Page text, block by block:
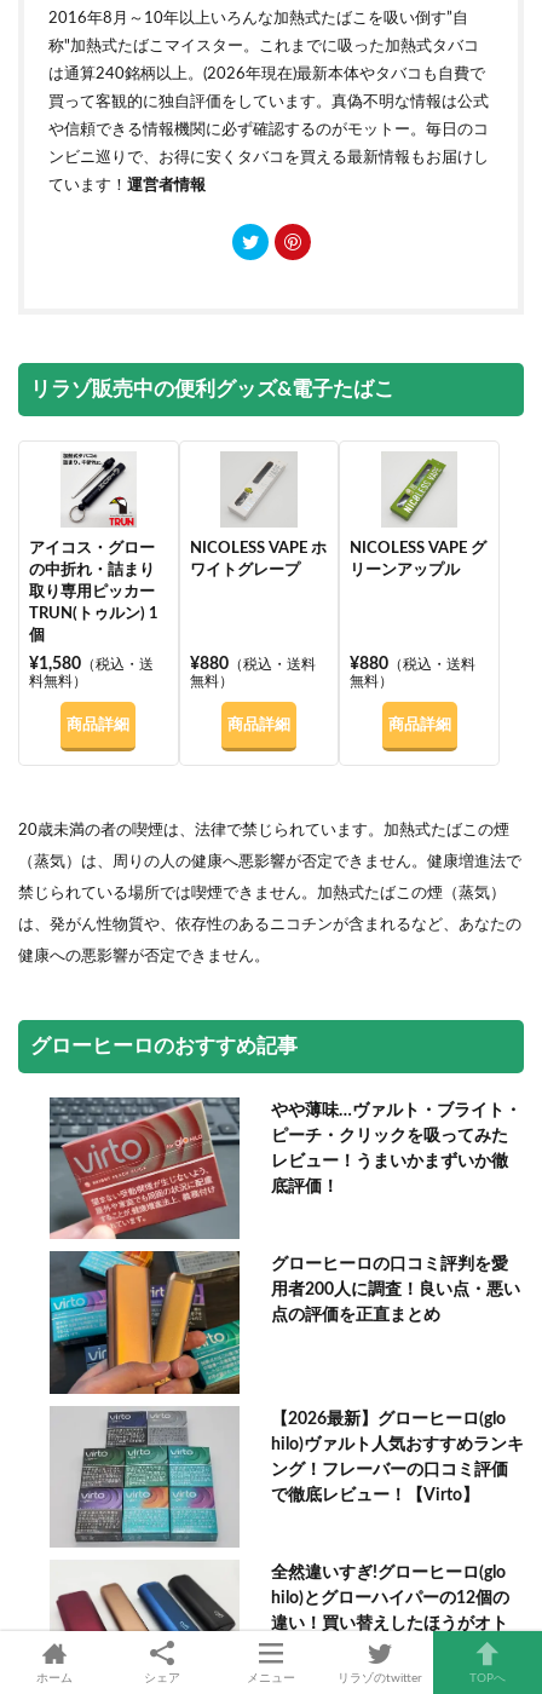
2016年8月～10年以上いろんな加熱式たばこを吸い倒す”自
称"加熱式たばこマイスター。これまでに吸った加熱式タバコ
は通算240銘柄以上。(2026年現在)最新本体やタバコも自費で
買って客観的に独自評価をしています。真偽不明な情報は公式
や信頼できる情報機関に必ず確認するのがモットー。毎日のコ
ンビニ巡りで、お得に安くタバコを買える最新情報もお届けし
ています！ 運営者情報
リラゾ販売中の便利グッズ&電子たばこ
アイコス・グロー
の中折れ・詰まり
取り専用ピッカー
TRUN(トゥルン) 1
個
¥1,580 （税込・送
料無料）
商品詳細
NICOLESS VAPE ホ
ワイトグレープ
¥880（税込・送料
無料）
商品詳細
NICOLESS VAPE グ
リーンアップル
¥880 （税込・送料
無料）
商品詳細
20歳未満の者の喫煙は、法律で禁じられています。加熱式たばこの煙
（蒸気）は、周りの人の健康へ悪影響が否定できません。健康増進法で
禁じられている場所では喫煙できません。加熱式たばこの煙（蒸気）
は、発がん性物質や、依存性のあるニコチンが含まれるなど、あなたの
健康への悪影響が否定できません。
グローヒーロのおすすめ記事
やや薄味…ヴァルト・ブライト・
ピーチ・クリックを吸ってみた
レビュー！うまいかまずいか徹
底評価！
グローヒーロの口コミ評判を愛
用者200人に調査！良い点・悪い
点の評価を正直まとめ
【2026最新】グローヒーロ(glo
hilo)ヴァルト人気おすすめランキ
ング！フレーバーの口コミ評価
で徹底レビュー！【Virto】
全然違いすぎ!グローヒーロ(glo
hilo)とグローハイパーの12個の
違い！買い替えしたほうがオト
ク？
ホーム シェア メニュー リラゾのtwitter TOPへ